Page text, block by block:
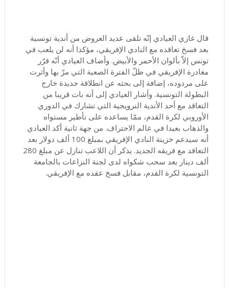
قال غازي العيادي إنّه تلقى عديد العروض من أندية تونسية
بعد فسخ تعاقده مع النادي الإفريقي، مؤكدا أنه لن يلعب في
تونس إلاّ بألوان الأحمر والأبيض. وأضاف العيادي أنّه قرّر
مغادرة الإفريقي في ظلّ الفترة الصعبة التي مرّ بها وأثرت
على مردوده، إضافة إلى بحثه عن انطلاقة جديدة خارج
البطولة التونسية. وأشار العيادي إلى أنه بات قريبا من
التعاقد مع أحد الأندية النرويجية التي تشارك في الدوري
الأوروبي لكرة القدم، ممّا يساعده على تأطير مستواه
والذهاب بعيدا في عالم الاحتراف. من جهة ثانية أكد العيادي
أنه سيدعم خزينة النادي الإفريقي بمبلغ 100 ألف دولار بعد
التعاقد مع فريقه الجديد. يذكر أن اللاعب تنازل عن مبلغ 280
ألف دينار بعد سحب شكواه لدى لجنة النزاعات بالجامعة
التونسية لكرة القدم، مقابل فسخ عقده مع الإفريقي.